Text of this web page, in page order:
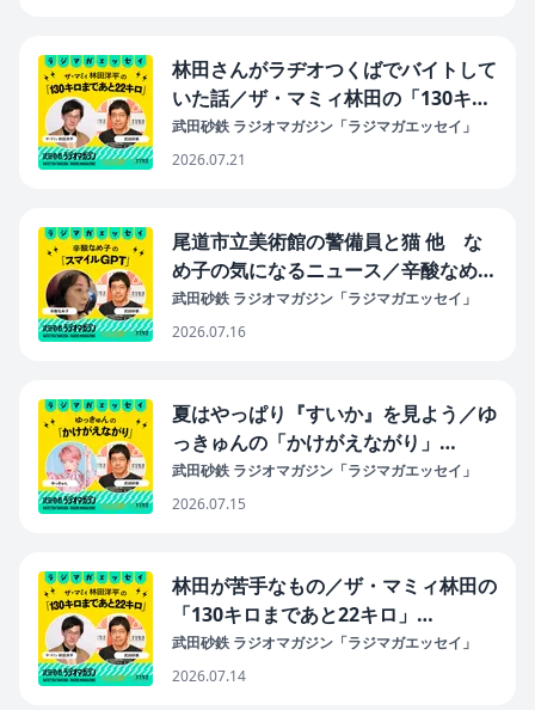
林田さんがラヂオつくばでバイトして
いた話／ザ・マミィ林田の「130キロ
まであと22キロ」#41（2026年7月21
日放送分）
武田砂鉄 ラジオマガジン「ラジマガエッセイ」
2026.07.21
尾道市立美術館の警備員と猫 他 な
め子の気になるニュース／辛酸なめ子
の「スマイルGPT」#41（2026年7月
16日放送分）
武田砂鉄 ラジオマガジン「ラジマガエッセイ」
2026.07.16
夏はやっぱり『すいか』を見よう／ゆ
っきゅんの「かけがえながり」
#40（2026年7月15日放送分）
武田砂鉄 ラジオマガジン「ラジマガエッセイ」
2026.07.15
林田が苦手なもの／ザ・マミィ林田の
「130キロまであと22キロ」
#40（2026年7月14日放送分）
武田砂鉄 ラジオマガジン「ラジマガエッセイ」
2026.07.14